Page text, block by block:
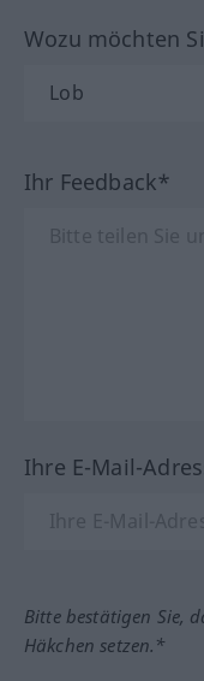
Wozu möchten
Ihr Feedback*
Ihre E-Mail-
Bitte bestätigen Sie,
Häkchen setzen.*